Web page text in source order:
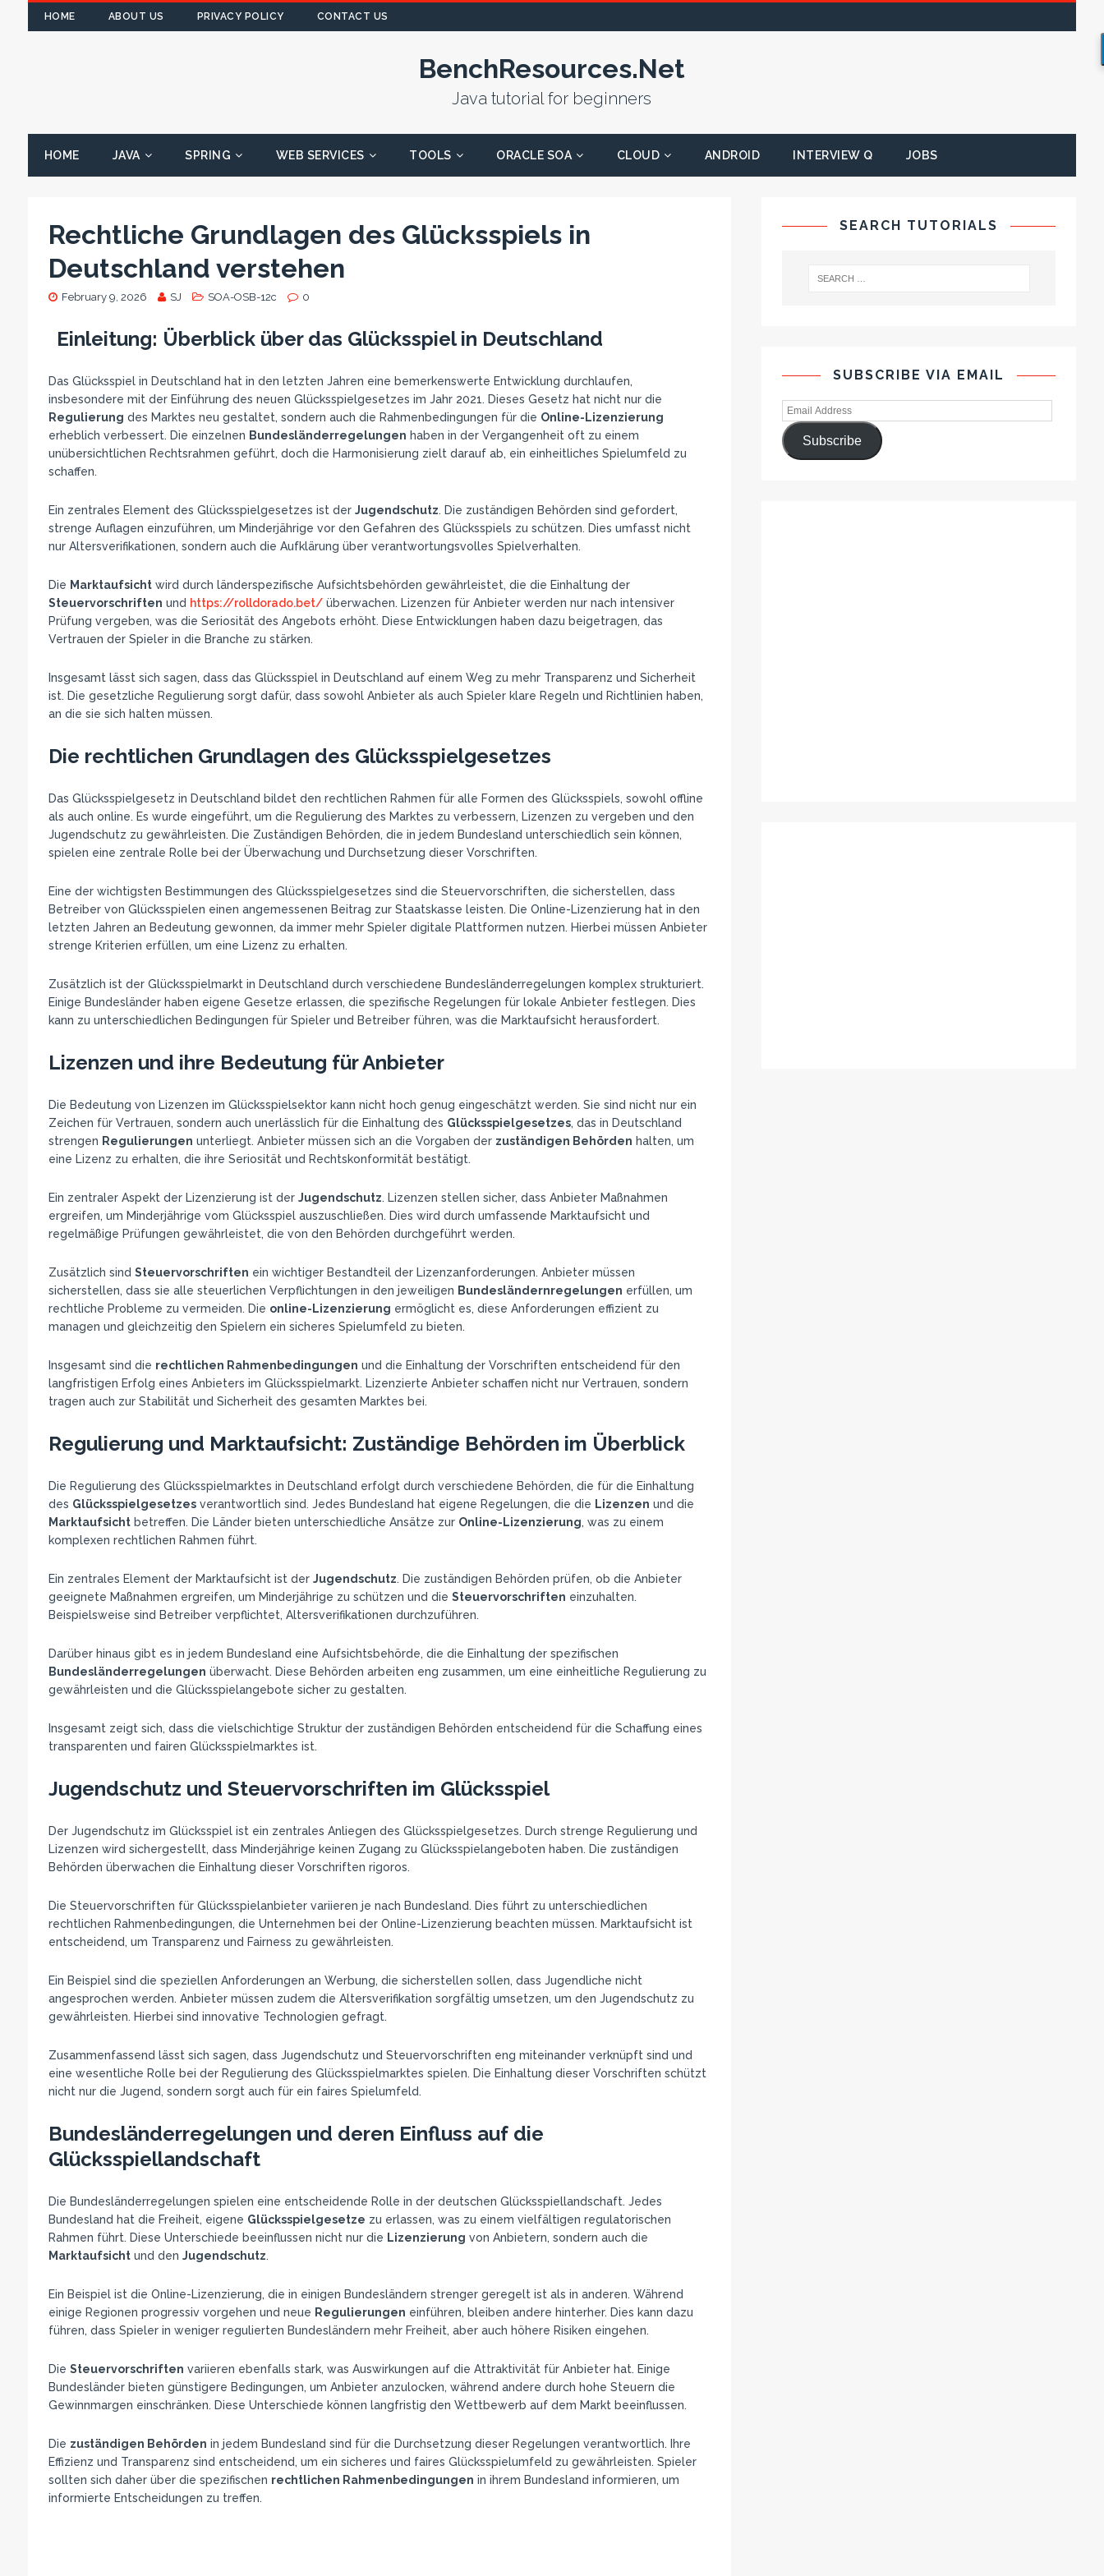
HOME ABOUT US PRIVACY POLICY CONTACT US
BenchResources.Net
Java tutorial for beginners
HOME JAVA SPRING WEB SERVICES TOOLS ORACLE SOA CLOUD ANDROID INTERVIEW Q JOBS
Rechtliche Grundlagen des Glücksspiels in
Deutschland verstehen
February 9, 2026 SJ SOA-OSB-12c 0
Einleitung: Überblick über das Glücksspiel in Deutschland
Das Glücksspiel in Deutschland hat in den letzten Jahren eine bemerkenswerte Entwicklung durchlaufen,
insbesondere mit der Einführung des neuen Glücksspielgesetzes im Jahr 2021. Dieses Gesetz hat nicht nur die
Regulierung des Marktes neu gestaltet, sondern auch die Rahmenbedingungen für die Online-Lizenzierung
erheblich verbessert. Die einzelnen Bundesländerregelungen haben in der Vergangenheit oft zu einem
unübersichtlichen Rechtsrahmen geführt, doch die Harmonisierung zielt darauf ab, ein einheitliches Spielumfeld zu
schaffen.
Ein zentrales Element des Glücksspielgesetzes ist der Jugendschutz. Die zuständigen Behörden sind gefordert,
strenge Auflagen einzuführen, um Minderjährige vor den Gefahren des Glücksspiels zu schützen. Dies umfasst nicht
nur Altersverifikationen, sondern auch die Aufklärung über verantwortungsvolles Spielverhalten.
Die Marktaufsichtwird durch länderspezifische Aufsichtsbehörden gewährleistet, die die Einhaltung der
Steuervorschriften und https://rolldorado.bet/überwachen. Lizenzen für Anbieter werden nur nach intensiver
Prüfung vergeben, was die Seriosität des Angebots erhöht. Diese Entwicklungen haben dazu beigetragen, das
Vertrauen der Spieler in die Branche zu stärken.
Insgesamt lässt sich sagen, dass das Glücksspiel in Deutschland auf einem Weg zu mehr Transparenz und Sicherheit
ist. Die gesetzliche Regulierung sorgt dafür, dass sowohl Anbieter als auch Spieler klare Regeln und Richtlinien haben,
an die sie sich halten müssen.
Die rechtlichen Grundlagen des Glücksspielgesetzes
Das Glücksspielgesetz in Deutschland bildet den rechtlichen Rahmen für alle Formen des Glücksspiels, sowohl offline
als auch online. Es wurde eingeführt, um die Regulierung des Marktes zu verbessern, Lizenzen zu vergeben und den
Jugendschutz zu gewährleisten. Die Zuständigen Behörden, die in jedem Bundesland unterschiedlich sein können,
spielen eine zentrale Rolle bei der Überwachung und Durchsetzung dieser Vorschriften.
Eine der wichtigsten Bestimmungen des Glücksspielgesetzes sind die Steuervorschriften, die sicherstellen, dass
Betreiber von Glücksspielen einen angemessenen Beitrag zur Staatskasse leisten. Die Online-Lizenzierung hat in den
letzten Jahren an Bedeutung gewonnen, da immer mehr Spieler digitale Plattformen nutzen. Hierbei müssen Anbieter
strenge Kriterien erfüllen, um eine Lizenz zu erhalten.
Zusätzlich ist der Glücksspielmarkt in Deutschland durch verschiedene Bundesländerregelungen komplex strukturiert.
Einige Bundesländer haben eigene Gesetze erlassen, die spezifische Regelungen für lokale Anbieter festlegen. Dies
kann zu unterschiedlichen Bedingungen für Spieler und Betreiber führen, was die Marktaufsicht herausfordert.
Lizenzen und ihre Bedeutung für Anbieter
Die Bedeutung von Lizenzen im Glücksspielsektor kann nicht hoch genug eingeschätzt werden. Sie sind nicht nur ein
Zeichen für Vertrauen, sondern auch unerlässlich für die Einhaltung des Glücksspielgesetzes, das in Deutschland
strengen Regulierungen unterliegt. Anbieter müssen sich an die Vorgaben der zuständigen Behörden halten, um
eine Lizenz zu erhalten, die ihre Seriosität und Rechtskonformität bestätigt.
Ein zentraler Aspekt der Lizenzierung ist der Jugendschutz. Lizenzen stellen sicher, dass Anbieter Maßnahmen
ergreifen, um Minderjährige vom Glücksspiel auszuschließen. Dies wird durch umfassende Marktaufsicht und
regelmäßige Prüfungen gewährleistet, die von den Behörden durchgeführt werden.
Zusätzlich sind Steuervorschriften ein wichtiger Bestandteil der Lizenzanforderungen. Anbieter müssen
sicherstellen, dass sie alle steuerlichen Verpflichtungen in den jeweiligen Bundesländernregelungen erfüllen, um
rechtliche Probleme zu vermeiden. Die online-Lizenzierung ermöglicht es, diese Anforderungen effizient zu
managen und gleichzeitig den Spielern ein sicheres Spielumfeld zu bieten.
Insgesamt sind die rechtlichen Rahmenbedingungen und die Einhaltung der Vorschriften entscheidend für den
langfristigen Erfolg eines Anbieters im Glücksspielmarkt. Lizenzierte Anbieter schaffen nicht nur Vertrauen, sondern
tragen auch zur Stabilität und Sicherheit des gesamten Marktes bei.
Regulierung und Marktaufsicht: Zuständige Behörden im Überblick
Die Regulierung des Glücksspielmarktes in Deutschland erfolgt durch verschiedene Behörden, die für die Einhaltung
des Glücksspielgesetzesverantwortlich sind. Jedes Bundesland hat eigene Regelungen, die die Lizenzen und die
Marktaufsichtbetreffen. Die Länder bieten unterschiedliche Ansätze zur Online-Lizenzierung, was zu einem
komplexen rechtlichen Rahmen führt.
Ein zentrales Element der Marktaufsicht ist der Jugendschutz. Die zuständigen Behörden prüfen, ob die Anbieter
geeignete Maßnahmen ergreifen, um Minderjährige zu schützen und die Steuervorschriften einzuhalten.
Beispielsweise sind Betreiber verpflichtet, Altersverifikationen durchzuführen.
Darüber hinaus gibt es in jedem Bundesland eine Aufsichtsbehörde, die die Einhaltung der spezifischen
Bundesländerregelungen überwacht. Diese Behörden arbeiten eng zusammen, um eine einheitliche Regulierung zu
gewährleisten und die Glücksspielangebote sicher zu gestalten.
Insgesamt zeigt sich, dass die vielschichtige Struktur der zuständigen Behörden entscheidend für die Schaffung eines
transparenten und fairen Glücksspielmarktes ist.
Jugendschutz und Steuervorschriften im Glücksspiel
Der Jugendschutz im Glücksspiel ist ein zentrales Anliegen des Glücksspielgesetzes. Durch strenge Regulierung und
Lizenzen wird sichergestellt, dass Minderjährige keinen Zugang zu Glücksspielangeboten haben. Die zuständigen
Behörden überwachen die Einhaltung dieser Vorschriften rigoros.
Die Steuervorschriften für Glücksspielanbieter variieren je nach Bundesland. Dies führt zu unterschiedlichen
rechtlichen Rahmenbedingungen, die Unternehmen bei der Online-Lizenzierung beachten müssen. Marktaufsicht ist
entscheidend, um Transparenz und Fairness zu gewährleisten.
Ein Beispiel sind die speziellen Anforderungen an Werbung, die sicherstellen sollen, dass Jugendliche nicht
angesprochen werden. Anbieter müssen zudem die Altersverifikation sorgfältig umsetzen, um den Jugendschutz zu
gewährleisten. Hierbei sind innovative Technologien gefragt.
Zusammenfassend lässt sich sagen, dass Jugendschutz und Steuervorschriften eng miteinander verknüpft sind und
eine wesentliche Rolle bei der Regulierung des Glücksspielmarktes spielen. Die Einhaltung dieser Vorschriften schützt
nicht nur die Jugend, sondern sorgt auch für ein faires Spielumfeld.
Bundesländerregelungen und deren Einfluss auf die
Glücksspiellandschaft
Die Bundesländerregelungen spielen eine entscheidende Rolle in der deutschen Glücksspiellandschaft. Jedes
Bundesland hat die Freiheit, eigene Glücksspielgesetze zu erlassen, was zu einem vielfältigen regulatorischen
Rahmen führt. Diese Unterschiede beeinflussen nicht nur die Lizenzierung von Anbietern, sondern auch die
Marktaufsichtund den Jugendschutz.
Ein Beispiel ist die Online-Lizenzierung, die in einigen Bundesländern strenger geregelt ist als in anderen. Während
einige Regionen progressiv vorgehen und neue Regulierungen einführen, bleiben andere hinterher. Dies kann dazu
führen, dass Spieler in weniger regulierten Bundesländern mehr Freiheit, aber auch höhere Risiken eingehen.
Die Steuervorschriften variieren ebenfalls stark, was Auswirkungen auf die Attraktivität für Anbieter hat. Einige
Bundesländer bieten günstigere Bedingungen, um Anbieter anzulocken, während andere durch hohe Steuern die
Gewinnmargen einschränken. Diese Unterschiede können langfristig den Wettbewerb auf dem Markt beeinflussen.
Die zuständigen Behörden in jedem Bundesland sind für die Durchsetzung dieser Regelungen verantwortlich. Ihre
Effizienz und Transparenz sind entscheidend, um ein sicheres und faires Glücksspielumfeld zu gewährleisten. Spieler
sollten sich daher über die spezifischen rechtlichen Rahmenbedingungen in ihrem Bundesland informieren, um
informierte Entscheidungen zu treffen.
SEARCH TUTORIALS
SUBSCRIBE VIA EMAIL
Subscribe